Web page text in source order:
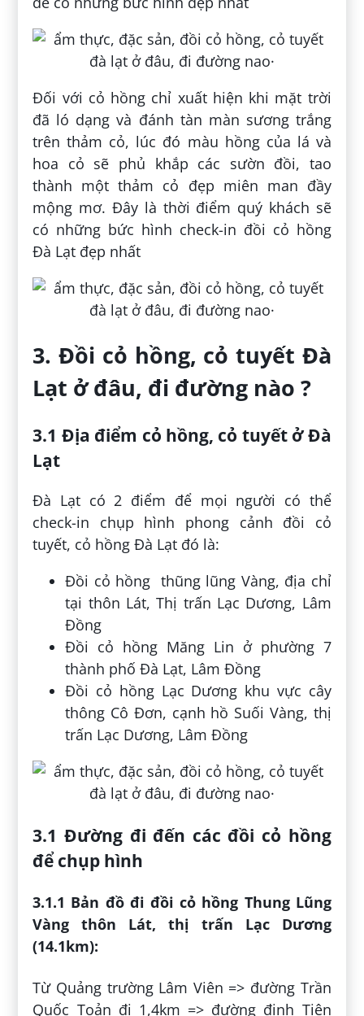
Đối với cỏ hồng chỉ xuất hiện khi mặt trời
đã ló dạng và đánh tàn màn sương trắng
trên thảm cỏ, lúc đó màu hồng của lá và
hoa cỏ sẽ phủ khắp các sườn đồi, tao
thành một thảm cỏ đẹp miên man đầy
mộng mơ. Đây là thời điểm quý khách sẽ
có những bức hình check-in đồi cỏ hồng
Đà Lạt đẹp nhất
3. Đồi cỏ hồng, cỏ tuyết Đà
Lạt ở đâu, đi đường nào ?
3.1 Địa điểm cỏ hồng, cỏ tuyết ở Đà
Lạt
Đà Lạt có 2 điểm để mọi người có thể
check-in chụp hình phong cảnh đồi cỏ
tuyết, cỏ hồng Đà Lạt đó là:
Đồi cỏ hồng thũng lũng Vàng, địa chỉ
tại thôn Lát, Thị trấn Lạc Dương, Lâm
Đồng
Đồi cỏ hồng Măng Lin ở phường 7
thành phố Đà Lạt, Lâm Đồng
Đồi cỏ hồng Lạc Dương khu vực cây
thông Cô Đơn, cạnh hồ Suối Vàng, thị
trấn Lạc Dương, Lâm Đồng
3.1 Đường đi đến các đồi cỏ hồng
để chụp hình
3.1.1 Bản đồ đi đồi cỏ hồng Thung Lũng
Vàng thôn Lát, thị trấn Lạc Dương
(14.1km):
Từ Quảng trường Lâm Viên => đường Trần
Quốc Toản đi 1,4km => đường đinh Tiên